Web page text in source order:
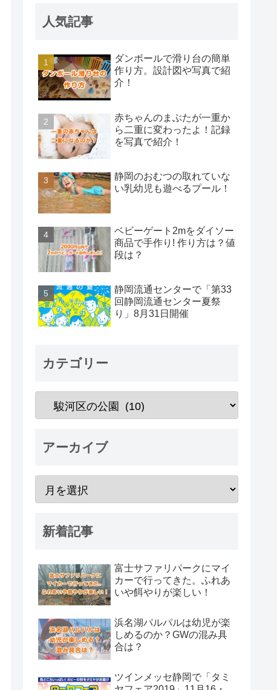
人気記事
ダンボールで滑り台の簡単
作り方。設計図や写真で紹
介！
赤ちゃんのまぶたが一重か
ら二重に変わったよ！記録
を写真で紹介！
静岡のおむつの取れていな
い乳幼児も遊べるプール！
ベビーゲート2mをダイソー
商品で手作り! 作り方は？値
段は？
静岡流通センターで「第33
回静岡流通センター夏祭
り」8月31日開催
カテゴリー
アーカイブ
新着記事
富士サファリパークにマイ
カーで行ってきた。ふれあ
いや餌やりが楽しい！
浜名湖パルパルは幼児が楽
しめるのか？GWの混み具
合は？
ツインメッセ静岡で「タミ